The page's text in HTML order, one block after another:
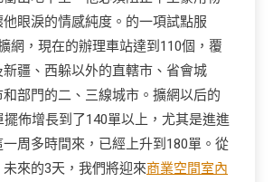
眼淚的情感純度。的一項試點服
網，現在的辦理車站達到110個，覆
疆、西躲以外的直轄市、省會城
部門的二、三線城市。擴網以后的
佈增長到了140單以上，尤其是進進
周多時間來，已經上升到180單。從
來的3天，我們將迎來商業空間室內